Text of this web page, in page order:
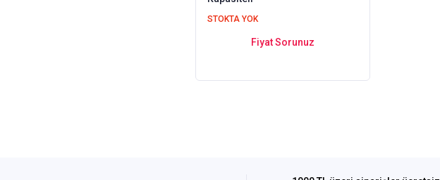
STOKTA YOK
Fiyat Sorunuz